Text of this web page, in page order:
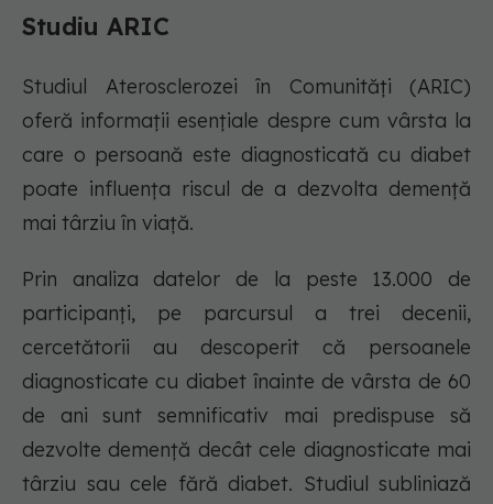
Studiu ARIC
Studiul Aterosclerozei în Comunități (ARIC)
oferă informații esențiale despre cum vârsta la
care o persoană este diagnosticată cu diabet
poate influența riscul de a dezvolta demență
mai târziu în viață.
Prin analiza datelor de la peste 13.000 de
participanți, pe parcursul a trei decenii,
cercetătorii au descoperit că persoanele
diagnosticate cu diabet înainte de vârsta de 60
de ani sunt semnificativ mai predispuse să
dezvolte demență decât cele diagnosticate mai
târziu sau cele fără diabet. Studiul subliniază